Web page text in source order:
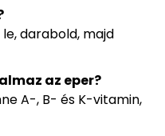
darabold, majd
az eper?
A-, B- és K-vitamin,